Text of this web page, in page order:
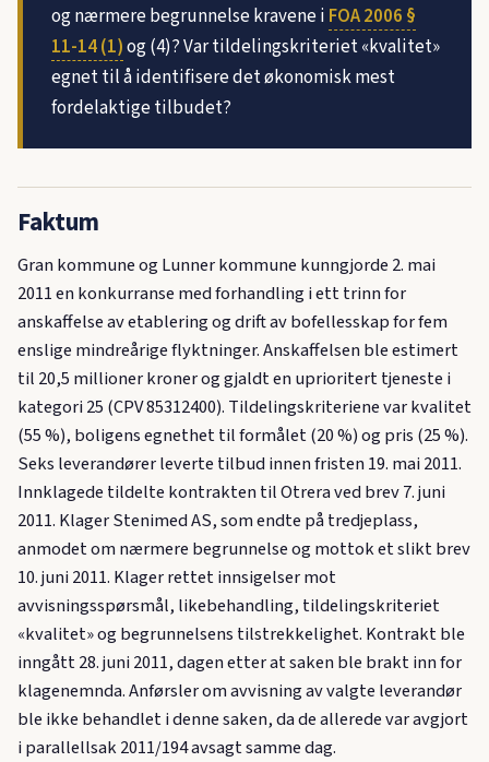
og nærmere begrunnelse kravene i FOA 2006 §
11-14 (1)og (4)? Var tildelingskriteriet «kvalitet»
egnet til å identifisere det økonomisk mest
fordelaktige tilbudet?
Faktum
Gran kommune og Lunner kommune kunngjorde 2. mai
2011 en konkurranse med forhandling i ett trinn for
anskaffelse av etablering og drift av bofellesskap for fem
enslige mindreårige flyktninger. Anskaffelsen ble estimert
til 20,5 millioner kroner og gjaldt en uprioritert tjeneste i
kategori 25 (CPV 85312400). Tildelingskriteriene var kvalitet
(55 %), boligens egnethet til formålet (20 %) og pris (25 %).
Seks leverandører leverte tilbud innen fristen 19. mai 2011.
Innklagede tildelte kontrakten til Otrera ved brev 7. juni
2011. Klager Stenimed AS, som endte på tredjeplass,
anmodet om nærmere begrunnelse og mottok et slikt brev
10. juni 2011. Klager rettet innsigelser mot
avvisningsspørsmål, likebehandling, tildelingskriteriet
«kvalitet» og begrunnelsens tilstrekkelighet. Kontrakt ble
inngått 28. juni 2011, dagen etter at saken ble brakt inn for
klagenemnda. Anførsler om avvisning av valgte leverandør
ble ikke behandlet i denne saken, da de allerede var avgjort
i parallellsak 2011/194 avsagt samme dag.